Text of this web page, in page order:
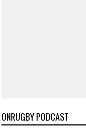
ONRUGBY PODCAST